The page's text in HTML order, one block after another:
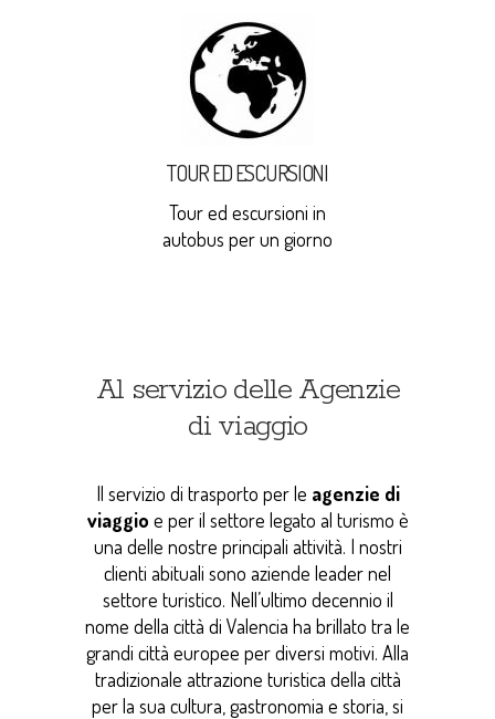
TOUR ED ESCURSIONI
Tour ed escursioni in
autobus per un giorno
Al servizio delle Agenzie
di viaggio
Il servizio di trasporto per le agenzie di
viaggio e per il settore legato al turismo è
una delle nostre principali attività. I nostri
clienti abituali sono aziende leader nel
settore turistico. Nell’ultimo decennio il
nome della città di Valencia ha brillato tra le
grandi città europee per diversi motivi. Alla
tradizionale attrazione turistica della città
per la sua cultura, gastronomia e storia, si